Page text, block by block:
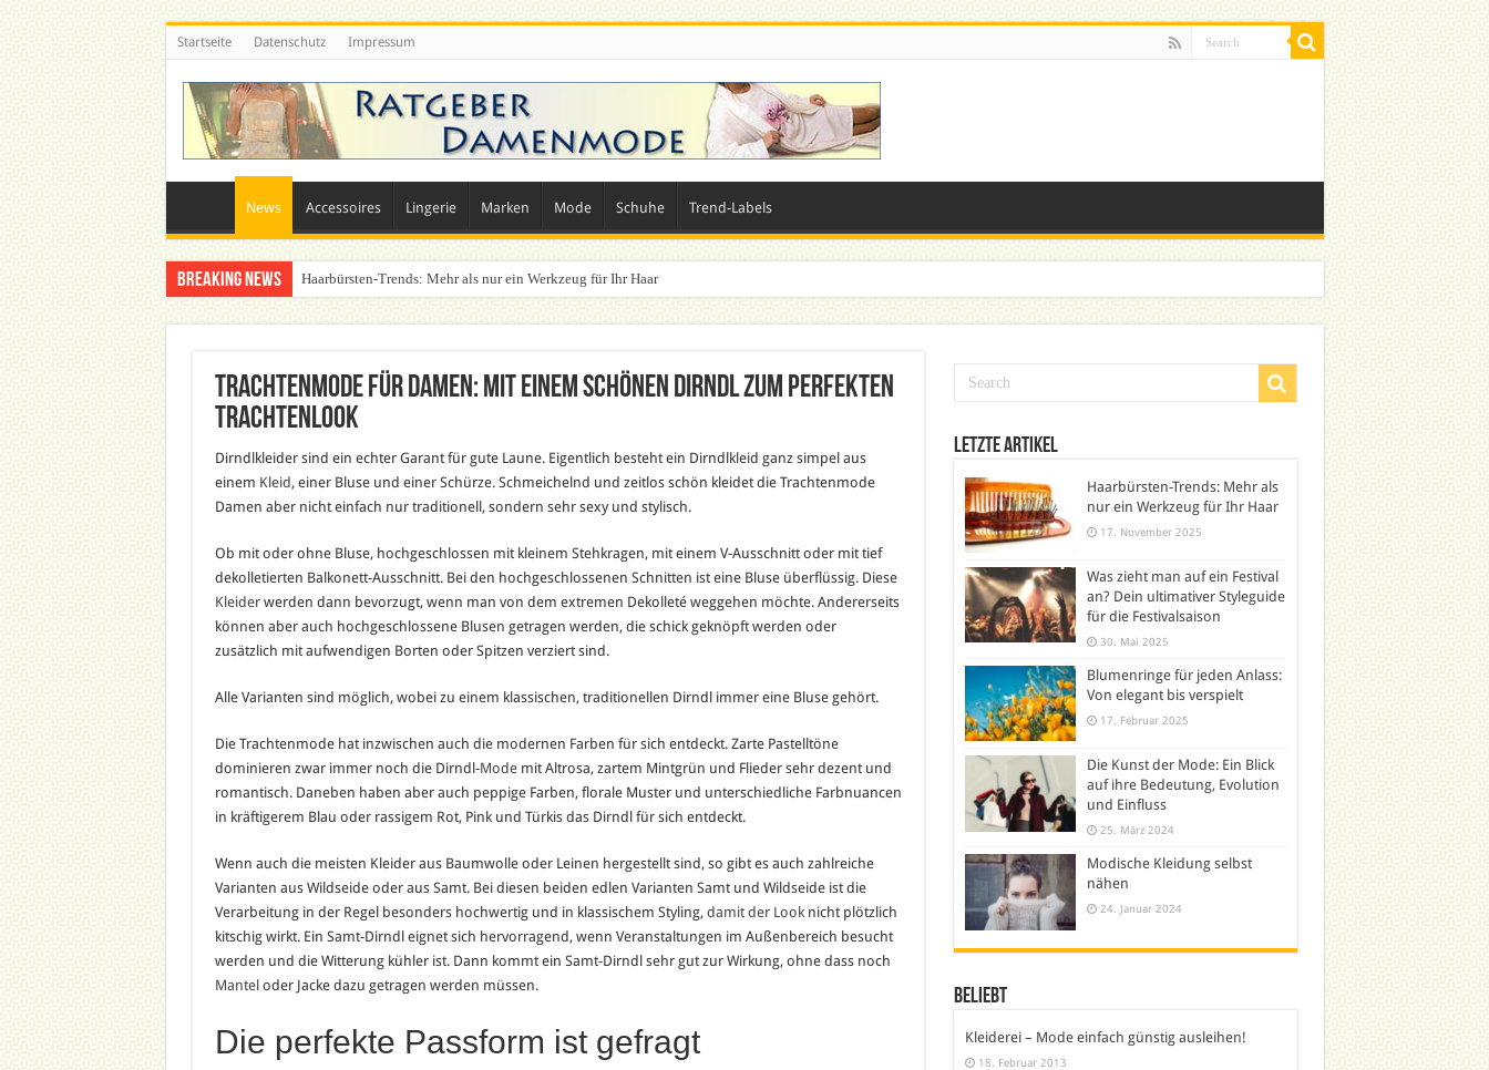
Startseite Datenschutz Impressum
News Accessoires Lingerie Marken Mode Schuhe Trend-Labels
Breaking News Haarbürsten-Trends: Mehr als nur ein Werkzeug für Ihr Haar
Trachtenmode für Damen: Mit einem schönen Dirndl zum perfekten
Trachtenlook
Dirndlkleider sind ein echter Garant für gute Laune. Eigentlich besteht ein Dirndlkleid ganz simpel aus
einem Kleid, einer Bluse und einer Schürze. Schmeichelnd und zeitlos schön kleidet die Trachtenmode
Damen aber nicht einfach nur traditionell, sondern sehr sexy und stylisch.
Ob mit oder ohne Bluse, hochgeschlossen mit kleinem Stehkragen, mit einem V-Ausschnitt oder mit tief
dekolletierten Balkonett-Ausschnitt. Bei den hochgeschlossenen Schnitten ist eine Bluse überflüssig. Diese
Kleiderwerden dann bevorzugt, wenn man von dem extremen Dekolleté weggehen möchte. Andererseits
können aber auch hochgeschlossene Blusen getragen werden, die schick geknöpft werden oder
zusätzlich mit aufwendigen Borten oder Spitzen verziert sind.
Alle Varianten sind möglich, wobei zu einem klassischen, traditionellen Dirndl immer eine Bluse gehört.
Die Trachtenmode hat inzwischen auch die modernen Farben für sich entdeckt. Zarte Pastelltöne
dominieren zwar immer noch die Dirndl-Modemit Altrosa, zartem Mintgrün und Flieder sehr dezent und
romantisch. Daneben haben aber auch peppige Farben, florale Muster und unterschiedliche Farbnuancen
in kräftigerem Blau oder rassigem Rot, Pink und Türkis das Dirndl für sich entdeckt.
Wenn auch die meisten Kleider aus Baumwolle oder Leinen hergestellt sind, so gibt es auch zahlreiche
Varianten aus Wildseide oder aus Samt. Bei diesen beiden edlen Varianten Samt und Wildseide ist die
Verarbeitung in der Regel besonders hochwertig und in klassischem Styling, damit der Looknicht plötzlich
kitschig wirkt. Ein Samt-Dirndl eignet sich hervorragend, wenn Veranstaltungen im Außenbereich besucht
werden und die Witterung kühler ist. Dann kommt ein Samt-Dirndl sehr gut zur Wirkung, ohne dass noch
Mantel oder Jacke dazu getragen werden müssen.
Die perfekte Passform ist gefragt
Letzte Artikel
Haarbürsten-Trends: Mehr als
nur ein Werkzeug für Ihr Haar
17. November 2025
Was zieht man auf ein Festival
an? Dein ultimativer Styleguide
für die Festivalsaison
30. Mai 2025
Blumenringe für jeden Anlass:
Von elegant bis verspielt
17. Februar 2025
Die Kunst der Mode: Ein Blick
auf ihre Bedeutung, Evolution
und Einfluss
25. März 2024
Modische Kleidung selbst
nähen
24. Januar 2024
Beliebt
Kleiderei – Mode einfach günstig ausleihen!
18. Februar 2013